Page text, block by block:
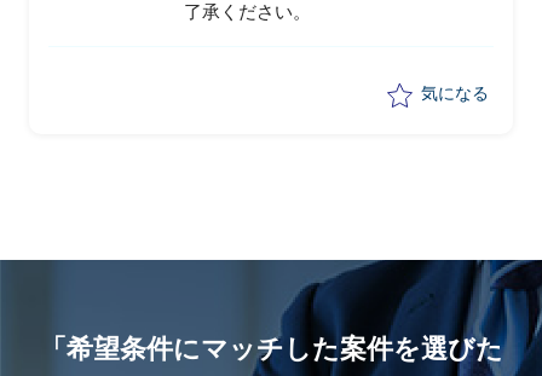
了承ください。
気になる
「希望条件にマッチした案件を選びた